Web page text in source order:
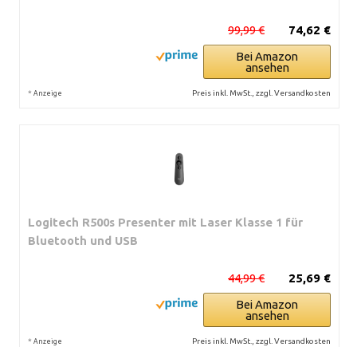
74,62 €
99,99 €
Bei Amazon
ansehen
* Anzeige Preis inkl. MwSt., zzgl. Versandkosten
Logitech R500s Presenter mit Laser Klasse 1 für
Bluetooth und USB
25,69 €
44,99 €
Bei Amazon
ansehen
* Anzeige Preis inkl. MwSt., zzgl. Versandkosten